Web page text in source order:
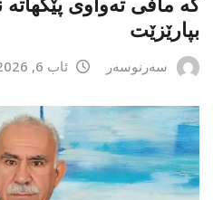
بپارێزێت
سەرنوسەر ئاب 6, 2026